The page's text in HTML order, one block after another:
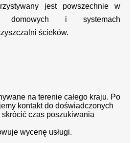
jest powszechnie w
domowych i systemach
ścieków.
na terenie całego kraju. Po
kontakt do doświadczonych
czas poszukiwania
wycenę usługi.